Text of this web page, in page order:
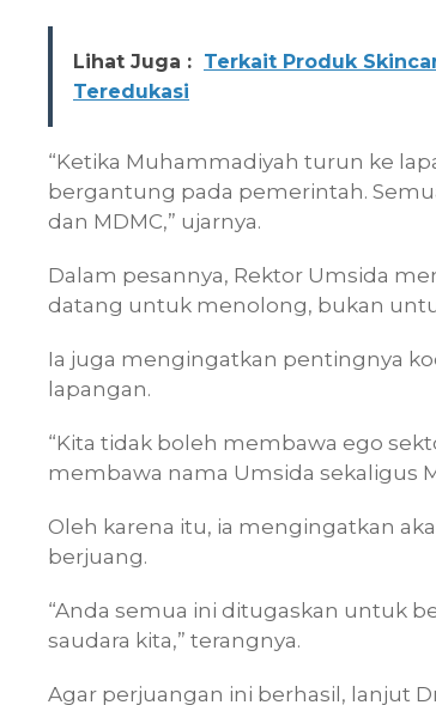
Lihat Juga : Terkait Produk
Teredukasi
“Ketika Muhammadiyah turun ke
bergantung pada pemerintah.
dan MDMC,” ujarnya.
Dalam pesannya, Rektor Umsida
datang untuk menolong, bukan
Ia juga mengingatkan pentingnya
lapangan.
“Kita tidak boleh membawa ego
membawa nama Umsida sekaligus
Oleh karena itu, ia mengingatkan
berjuang.
“Anda semua ini ditugaskan untuk
saudara kita,” terangnya.
Agar perjuangan ini berhasil, lanjut